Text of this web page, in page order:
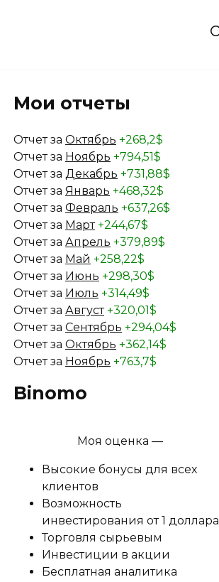
Мои отчеты
Отчет за Октябрь +268,2$
Отчет за Ноябрь +794,51$
Отчет за Декабрь +731,88$
Отчет за Январь +468,32$
Отчет за Февраль +637,26$
Отчет за Март+244,67$
Отчет за Апрель +379,89$
Отчет за Май +258,22$
Отчет за Июнь +298,30$
Отчет за Июль +314,49$
Отчет за Август+320,01$
Отчет за Сентябрь +294,04$
Отчет за Октябрь +362,14$
Отчет за Ноябрь +763,7$
Binomo
Моя оценка —
Высокие бонусы для всех
клиентов
Возможность
инвестирования от 1 доллара
Торговля сырьевым
Инвестиции в акции
Бесплатная аналитика